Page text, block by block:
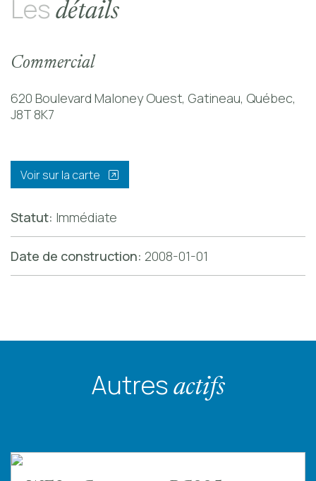
Les détails
Commercial
620 Boulevard Maloney Ouest, Gatineau, Québec,
J8T 8K7
Voir sur la carte
Statut: Immédiate
Date de construction: 2008-01-01
Autres actifs